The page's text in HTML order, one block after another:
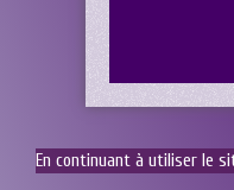
En continuant à utiliser le